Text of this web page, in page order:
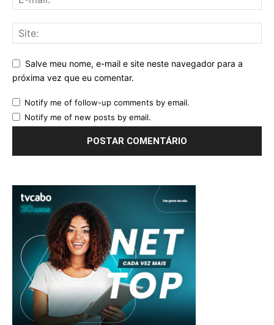
Salve meu nome, e-mail e site neste navegador para a
próxima vez que eu comentar.
Notify me of follow-up comments by email.
Notify me of new posts by email.